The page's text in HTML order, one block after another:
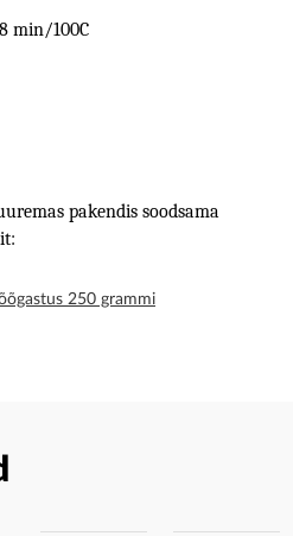
min/100C
pakendis soodsama
250 grammi